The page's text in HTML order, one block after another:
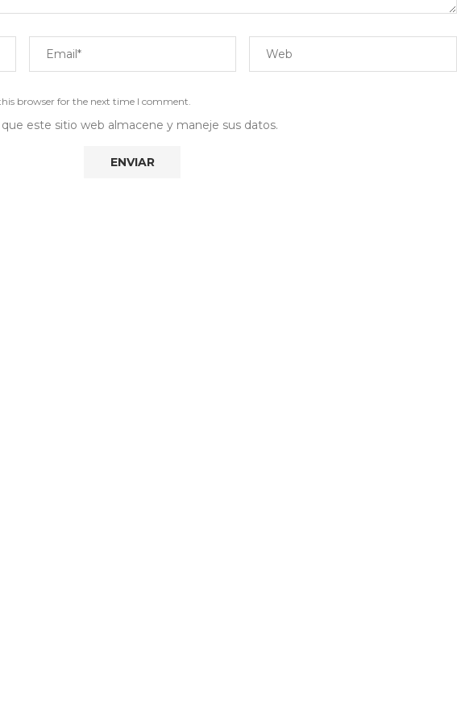
browser for the next time I comment.
este sitio web almacene y maneje sus datos.